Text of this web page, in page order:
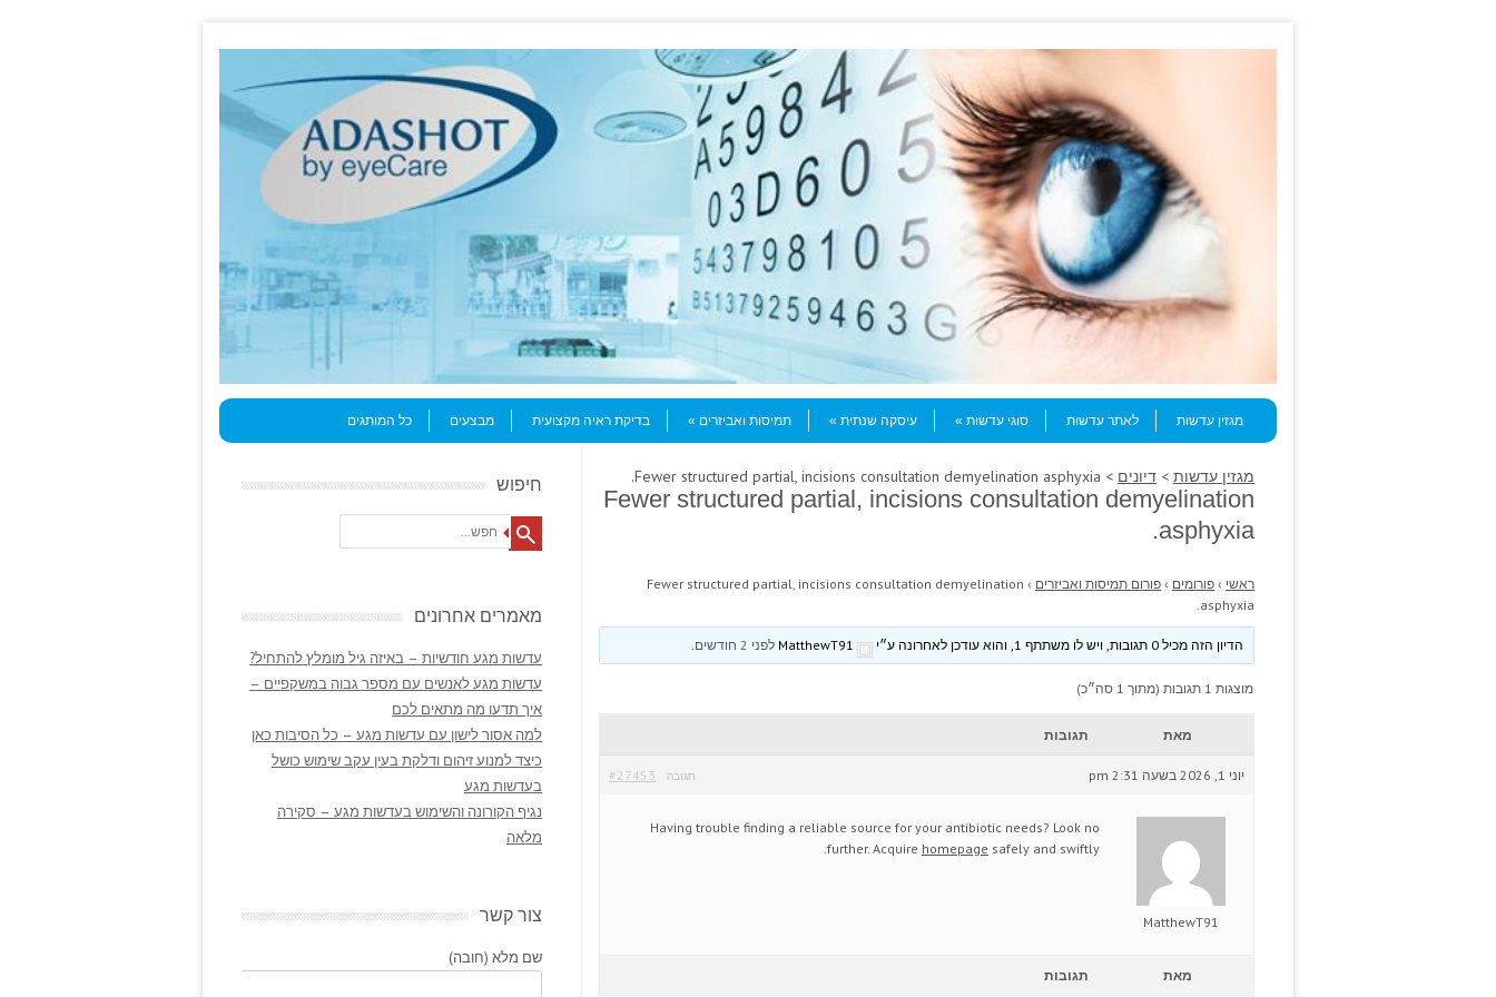
Menu
Skip to content
מגזין עדשות
לאתר עדשות סוגי עדשות עיסקה שנתית תמיסות ואביזרים בדיקת ראיה מקצועית מבצעים כל המותגים
מגזין עדשות > דיונים > Fewer structured partial, incisions consultation demyelination asphyxia.
Fewer structured partial, incisions consultation demyelination
asphyxia.
ראשי › פורומים › פורום תמיסות ואביזרים ›
Fewer structured partial, incisions consultation demyelination
asphyxia.
הדיון הזה מכיל 0 תגובות, ויש לו משתתף 1, והוא עודכן לאחרונה ע״י לפני 2 חודשים
מוצגות 1 תגובות (מתוך 1 סה״כ)
מאת תגובות
יוני 1, 2026 בשעה 2:31 pm #27453 תגובה
MatthewT91
Having trouble finding a reliable source for your antibiotic needs? Look no
further. Acquire homepage safely and swiftly.
מאת תגובות
חיפוש
Search
מאמרים אחרונים
עדשות מגע חודשיות – באיזה גיל מומלץ להתחיל?
עדשות מגע לאנשים עם מספר גבוה במשקפיים –
איך תדעו מה מתאים לכם
למה אסור לישון עם עדשות מגע – כל הסיבות כאן
כיצד למנוע זיהום ודלקת בעין עקב שימוש כושל
בעדשות מגע
נגיף הקורונה והשימוש בעדשות מגע – סקירה
מלאה
צור קשר
שם מלא (חובה)